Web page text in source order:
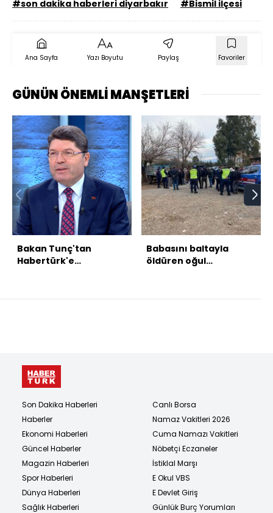
#son dakika haberleri diyarbakır #Bismil ilçesi
Ana Sayfa Yazı Boyutu Paylaş Favoriler
GÜNÜN ÖNEMLİ MANŞETLERİ
Bakan Tunç'tan
Habertürk'e
Babasını baltayla
öldüren oğul
Son Dakika Haberleri
Haberler
Ekonomi Haberleri
Güncel Haberler
Magazin Haberleri
Spor Haberleri
Dünya Haberleri
Sağlık Haberleri
Canlı Borsa
Namaz Vakitleri 2026
Cuma Namazı Vakitleri
Nöbetçi Eczaneler
İstiklal Marşı
E Okul VBS
E Devlet Giriş
Günlük Burç Yorumları